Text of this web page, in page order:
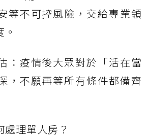
等不可控風險，交給專業領
：疫情後大眾對於「活在當
，不願再等所有條件都備齊
理單人房？